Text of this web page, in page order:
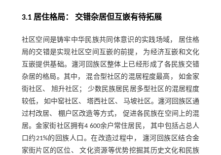
3.1 居住格局： 交错杂居但互嵌有待拓展
社区空间是铸牢中华民族共同体意识的实践场域， 居住格
局的交错是实现社区空间互嵌的前提， 为经济互嵌和文化
互嵌提供基础。瀍河回族区整体上已经形成了各民族交错
杂居的格局。其中， 混合型社区的混居程度最高， 如金家
街社区、 旭升社区； 少数民族居民居多型社区的混居程度
较低， 如中窑社区、 塔西社区、 马坡社区。瀍河回族区通
过村改居、 棚户区改造等方式， 促进各民族在空间上的混
居。金家街社区拥有4 600余户常住居民， 其中包括占总人
口约21%的回族人口。在改造过程中， 瀍河回族区结合金
家街片区的区位、 文化资源等优势挖掘其历史文化和民族